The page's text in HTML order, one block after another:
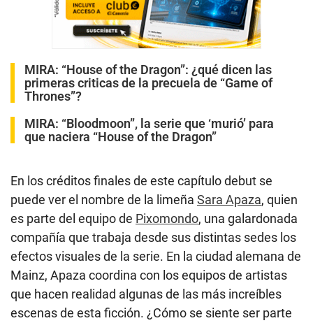
MIRA: “House of the Dragon”: ¿qué dicen las
primeras criticas de la precuela de “Game of
Thrones”?
MIRA: “Bloodmoon”, la serie que ‘murió’ para
que naciera “House of the Dragon”
En los créditos finales de este capítulo debut se
puede ver el nombre de la limeña Sara Apaza, quien
es parte del equipo de Pixomondo, una galardonada
compañía que trabaja desde sus distintas sedes los
efectos visuales de la serie. En la ciudad alemana de
Mainz, Apaza coordina con los equipos de artistas
que hacen realidad algunas de las más increíbles
escenas de esta ficción. ¿Cómo se siente ser parte